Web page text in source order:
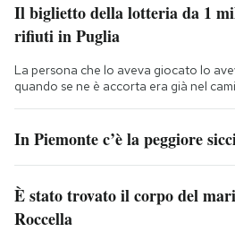
Il biglietto della lotteria da 1
rifiuti in Puglia
La persona che lo aveva giocato lo
quando se ne è accorta era già nel
In Piemonte c’è la peggiore
È stato trovato il corpo del
Roccella